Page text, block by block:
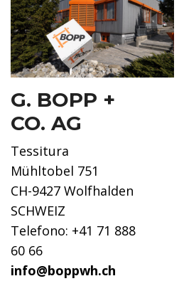
G. BOPP +
CO. AG
Tessitura
Mühltobel 751
CH-9427 Wolfhalden
SCHWEIZ
Telefono: +41 71 888
60 66
info@boppwh.ch